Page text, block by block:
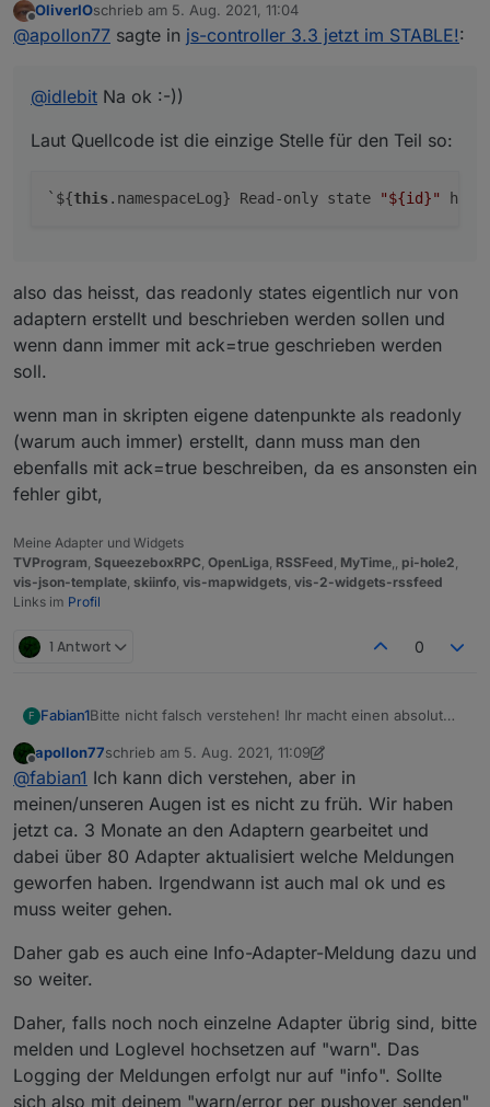
Laut Quellcode ist die einzige Stelle für den Teil so:
Offline
OliverIOschrieb am 5. Aug. 2021, 11:04
zuletzt editiert von
@apollon77 sagte in js-controller 3.3 jetzt im STABLE!:
@idlebit Na ok :-))
Laut Quellcode ist die einzige Stelle für den Teil so:
`${this .namespaceLog} Read-only state "${id}" has
also das heisst, das readonly states eigentlich nur von
adaptern erstellt und beschrieben werden sollen und
wenn dann immer mit ack=true geschrieben werden
soll.
wenn man in skripten eigene datenpunkte als readonly
(warum auch immer) erstellt, dann muss man den
ebenfalls mit ack=true beschreiben, da es ansonsten ein
fehler gibt,
Meine Adapter und Widgets
TVProgram, SqueezeboxRPC, OpenLiga, RSSFeed, MyTime,, pi-hole2,
vis-json-template, skiinfo, vis-mapwidgets, vis-2-widgets-rssfeed
Links im Profil
1 Antwort 0
F Fabian1Bitte nicht falsch verstehen! Ihr macht einen absolut
und auf Github requests reagiert wird ist mega. ABER
ich find es persönlich viel zu früh den js-controller 3.3
ins stable zu bringen.
Zumindest nicht ohne die Möglichkeit die wrong Type
Meldungen mit einer Einstellung zu unterdrücken. Ich
verstehe, dass ihr aufräumen wollt um den wildwuchs
bei Adaptern in den Griff zu kriegen, aber da kann ja
der normale User nichts für.
Ich zum Beispiel versuche meine logs super clean zu
halten, da ich mir jede Info, Warnung und Error
Meldung per Pushover schicken lasse und das hat bis
jetzt hervorragend funktioniert, da ich selbst darauf
achte, dass nichts unnötiges im log aufläuft. Jetzt mit
dem js-controller 3.3 ist das unmöglich, da z.B. der
WLED Adapter 100te von Meldungen rauswirft.
Gibt es die Möglichkeit, das Systemseitig zu
unterdrücken OHNE das loglevel umzustellen. Wie
gesagt, den normalen User interessiert es ja nicht ob
irgend ein Wert mit dem falschenb Datentyp
geschrieben wird, sondern nur die Entwickler!
Offline
apollon77schrieb am 5. Aug. 2021, 11:09
zuletzt editiert von apollon778. Mai 2021, 13:16
@fabian1 Ich kann dich verstehen, aber in
meinen/unseren Augen ist es nicht zu früh. Wir haben
jetzt ca. 3 Monate an den Adaptern gearbeitet und
dabei über 80 Adapter aktualisiert welche Meldungen
geworfen haben. Irgendwann ist auch mal ok und es
muss weiter gehen.
Daher gab es auch eine Info-Adapter-Meldung dazu und
so weiter.
Daher, falls noch noch einzelne Adapter übrig sind, bitte
melden und Loglevel hochsetzen auf "warn". Das
Logging der Meldungen erfolgt nur auf "info". Sollte
sich also mit deinem "warn/error per pushover senden"